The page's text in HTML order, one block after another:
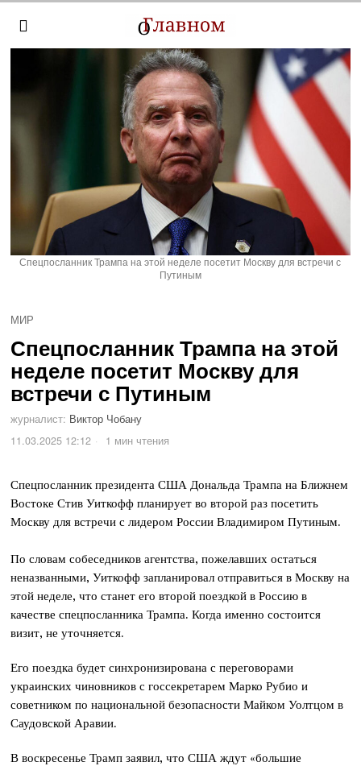
Спецпосланник Трампа на этой неделе посетит Москву для встречи с
Путиным
МИР
Спецпосланник Трампа на этой
неделе посетит Москву для
встречи с Путиным
журналист: Виктор Чобану
11.03.2025 12:12
1 мин чтения
Спецпосланник президента США Дональда Трампа на Ближнем
Востоке Стив Уиткофф планирует во второй раз посетить
Москву для встречи с лидером России Владимиром Путиным.
По словам собеседников агентства, пожелавших остаться
неназванными, Уиткофф запланировал отправиться в Москву на
этой неделе, что станет его второй поездкой в Россию в
качестве спецпосланника Трампа. Когда именно состоится
визит, не уточняется.
Его поездка будет синхронизирована с переговорами
украинских чиновников с госсекретарем Марко Рубио и
советником по национальной безопасности Майком Уолтцом в
Саудовской Аравии.
В воскресенье Трамп заявил, что США ждут «большие